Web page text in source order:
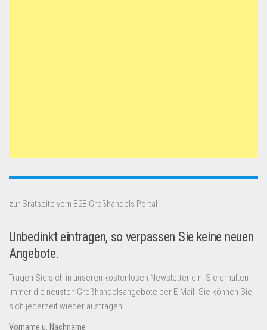
zur Sratseite vom B2B Großhandels Portal
Unbedinkt eintragen, so verpassen Sie keine neuen
Angebote.
Tragen Sie sich in unseren kostenlosen Newsletter ein! Sie erhalten
immer die neusten Großhandelsangebote per E-Mail. Sie können Sie
sich jederzeit wieder austragen!
Vorname u. Nachname